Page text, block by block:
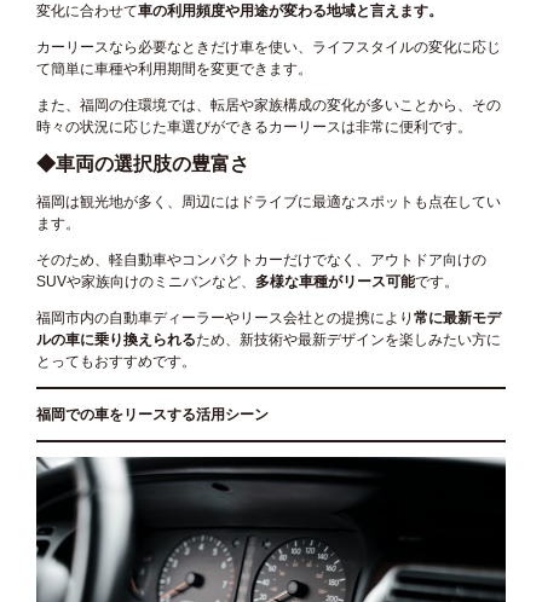
変化に合わせて車の利用頻度や用途が変わる地域と言えます。
カーリースなら必要なときだけ車を使い、ライフスタイルの変化に応じ
て簡単に車種や利用期間を変更できます。
また、福岡の住環境では、転居や家族構成の変化が多いことから、その
時々の状況に応じた車選びができるカーリースは非常に便利です。
◆車両の選択肢の豊富さ
福岡は観光地が多く、周辺にはドライブに最適なスポットも点在してい
ます。
そのため、軽自動車やコンパクトカーだけでなく、アウトドア向けの
SUVや家族向けのミニバンなど、 多様な車種がリース可能です。
福岡市内の自動車ディーラーやリース会社との提携により 常に最新モデ
ルの車に乗り換えられるため、新技術や最新デザインを楽しみたい方に
とってもおすすめです。
福岡での車をリースする活用シーン